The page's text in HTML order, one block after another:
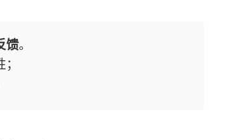
馈。